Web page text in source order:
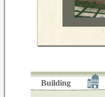
Building